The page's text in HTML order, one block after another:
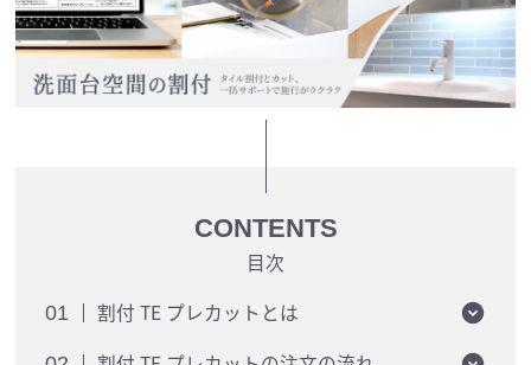
CONTENTS
目次
01 割付 TE プレカットとは